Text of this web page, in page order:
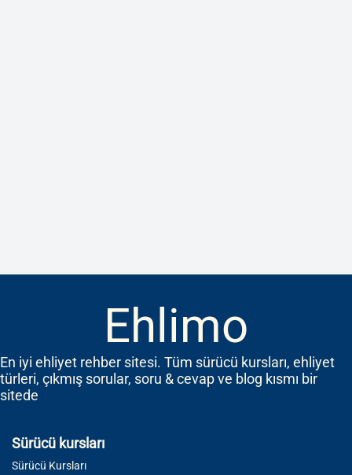
Ehlimo
En iyi ehliyet rehber sitesi. Tüm sürücü kursları, ehliyet
türleri, çıkmış sorular, soru & cevap ve blog kısmı bir
sitede
Sürücü kursları
Sürücü Kursları